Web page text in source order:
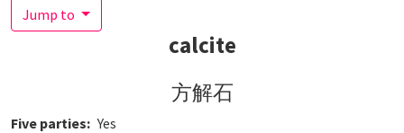
Jump to
calcite
方解石
Five parties Yes